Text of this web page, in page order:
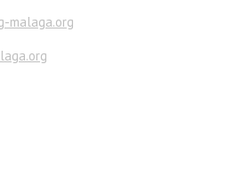
malaga.org